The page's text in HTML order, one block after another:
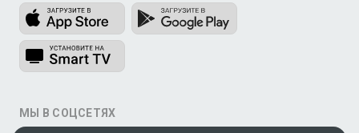
МЫ В СОЦСЕТЯХ